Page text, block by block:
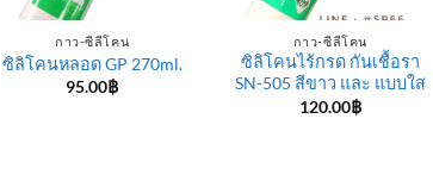
กาว-ซีลีโคน
ซิลิโคนหลอด GP 270ml.
95.00฿
กาว-ซีลีโคน
ซิลิโคนไร้กรด กันเชื้อรา
SN-505 สีขาว และ แบบใส
120.00฿